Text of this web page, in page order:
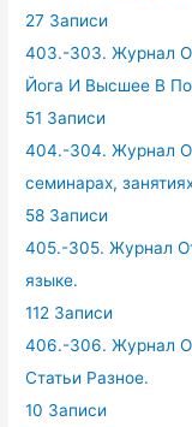
27 Записи
403.-303. Журнал
Йога И Высшее В
51 Записи
404.-304. Журнал
семинарах,
58 Записи
405.-305. Журнал
языке.
112 Записи
406.-306. Журнал
Статьи Разное.
10 Записи